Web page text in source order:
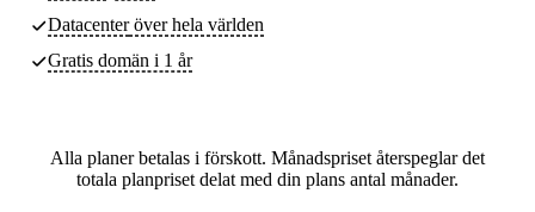
Datacenteröver hela världen
Gratis domän i 1 år
Alla planer betalas i förskott. Månadspriset återspeglar det
totala planpriset delat med din plans antal månader.